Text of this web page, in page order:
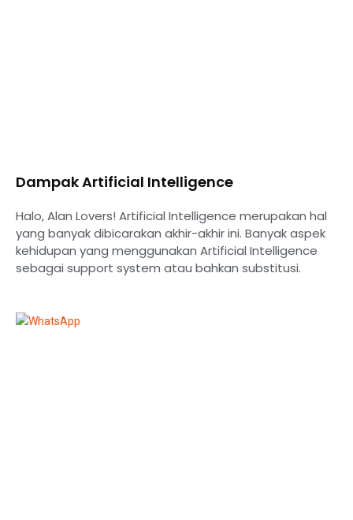
Dampak Artificial Intelligence
Halo, Alan Lovers! Artificial Intelligence merupakan hal
yang banyak dibicarakan akhir-akhir ini. Banyak aspek
kehidupan yang menggunakan Artificial Intelligence
sebagai support system atau bahkan substitusi.